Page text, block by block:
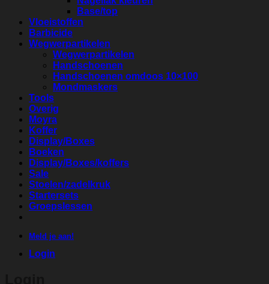
Base/top
Vloeistoffen
Barbicide
Wegwerpartikelen
Wegwerpartikelen
Handschoenen
Handschoenen omdoos 10×100
Mondmaskers
Tools
Overig
Moyra
Koffer
Display/Boxes
Boeken
Display/Boxes/koffers
Sale
Stoelen/zadelkruk
Startersets
Groepslessen
Meld je aan!
Login